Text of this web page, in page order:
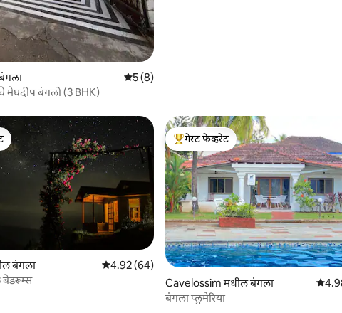
5 पैकी 5 सरासरी रेटिंग, 8 रिव्ह्यूज
5 (8)
मेघदीप बंगलो (3 BHK)
रिव्ह्यूज
बंगला 5 पैकी 4.92 सरासरी रेटिंग, 64 रिव्ह्यूज
4.92 (64)
बेडरूम्स
टॉप गेस्ट फेव्हरेट
गेस्ट फेव्हरेट
Cavelossim मधील बंगला 5 पैकी
बंगला प्लुमेरिया